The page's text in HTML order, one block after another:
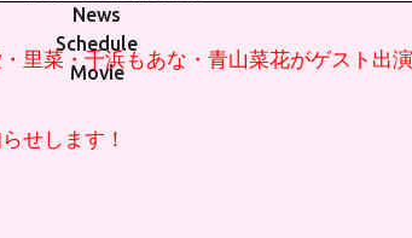
News
Schedule
Movie
里菜・千浜もあな・青山菜花がゲスト出
せします！